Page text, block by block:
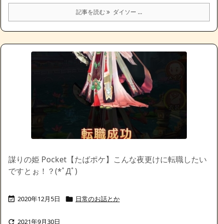
記事を読む ダイソー ...
謀りの姫 Pocket【たばポケ】こんな夜更けに転職したい
ですとぉ！？(*ﾟДﾟ)
 2020年12月5日  日常のお話とか
 2021年9月30日